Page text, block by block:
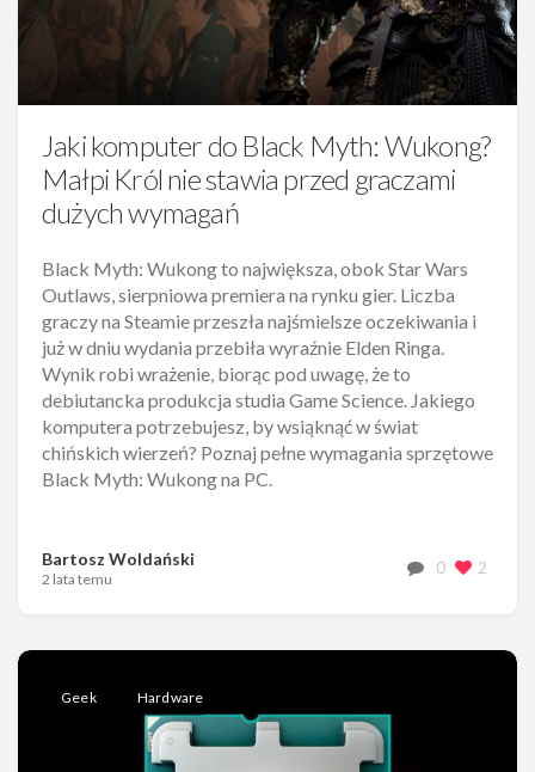
Jaki komputer do Black Myth: Wukong?
Małpi Król nie stawia przed graczami
dużych wymagań
Black Myth: Wukong to największa, obok Star Wars
Outlaws, sierpniowa premiera na rynku gier. Liczba
graczy na Steamie przeszła najśmielsze oczekiwania i
już w dniu wydania przebiła wyraźnie Elden Ringa.
Wynik robi wrażenie, biorąc pod uwagę, że to
debiutancka produkcja studia Game Science. Jakiego
komputera potrzebujesz, by wsiąknąć w świat
chińskich wierzeń? Poznaj pełne wymagania sprzętowe
Black Myth: Wukong na PC.
Bartosz Woldański
2 lata temu
0 2
Geek Hardware